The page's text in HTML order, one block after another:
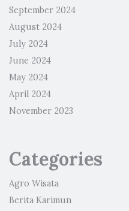
September 2024
August 2024
July 2024
June 2024
May 2024
April 2024
November 2023
Categories
Agro Wisata
Berita Karimun